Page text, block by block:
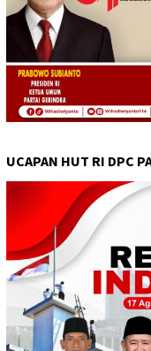
UCAPAN HUT RI DPC